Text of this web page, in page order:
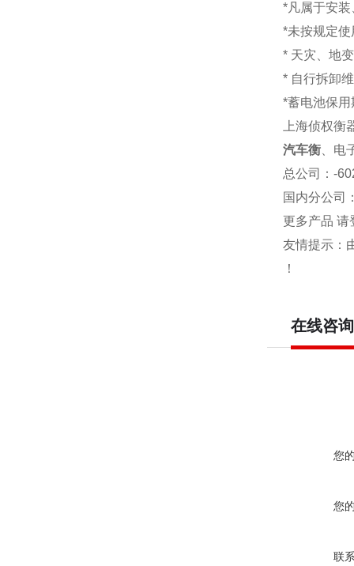
*凡属于安
*未按规定
* 天灾、地
* 自行拆卸
*蓄电池保用
上海侦权
汽车衡 、
总公司
：-
国内分公司
更多产品 请
友情提示：
！
在线咨询
您
您
联